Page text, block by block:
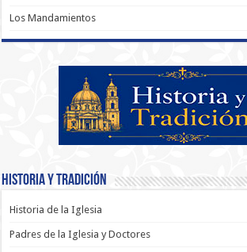
Los Mandamientos
Historia y Tradición
Historia de la Iglesia
Padres de la Iglesia y Doctores